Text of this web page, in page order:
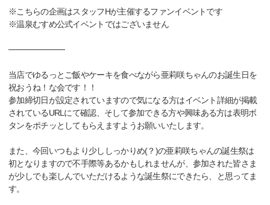
※こちらの企画はスタッフHが主催するファンイベントです
※温泉むすめ公式イベントではございません
──────────
当店でゆるっとご飯やケーキを食べながら亜莉咲ちゃんのお誕生日を
祝おうね！な会です！！
参加締切日が設定されていますので気になる方はイベント詳細が掲載
されているURLにて確認、そして参加できる方や興味ある方は表明ボ
タンをポチッとしてもらえますようお願いいたします。
また、今回いつもより少ししっかりめ(？)の亜莉咲ちゃんの誕生祭は
初となりますので不手際等あるかもしれませんが、参加された皆さま
が少しでも楽しんでいただけるような誕生祭にできたら、と思ってま
す。